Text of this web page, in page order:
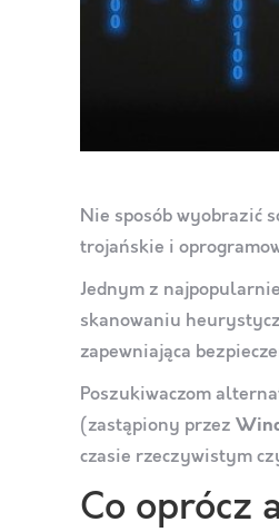
Nie sposób wyobrazić
trojańskie i
Jednym z
skanowaniu
zapewniająca
Poszukiwaczom
(zastąpiony przez
czasie rzeczywistym
Co oprócz